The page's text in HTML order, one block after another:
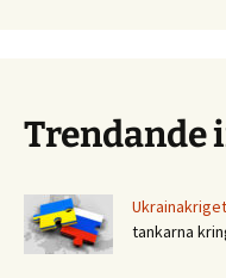
Trendande
tankarna